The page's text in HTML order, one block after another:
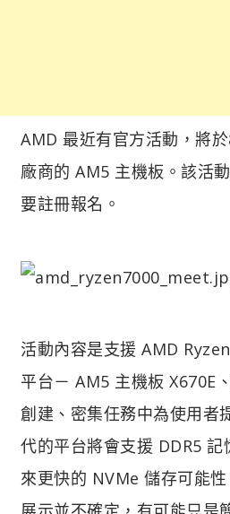
AMD 最近有官方活動，將
廠商的 AM5 主機板。該活
要註冊報名。
活動內容是支援 AMD
平台－ AM5 主機板 X670E
創建、密集任務中為使用者
代的平台將會支援 DDR5 記
來更快的 NVMe 儲存可能